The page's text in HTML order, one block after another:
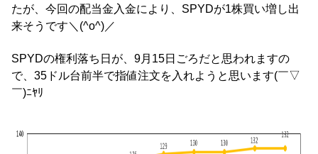
たが、今回の配当金入金により、SPYDが1株買い増し出
来そうです＼(^o^)／
SPYDの権利落ち日が、9月15日ごろだと思われますの
で、35ドル台前半で指値注文を入れようと思います(￣▽
￣)ﾆﾔﾘ